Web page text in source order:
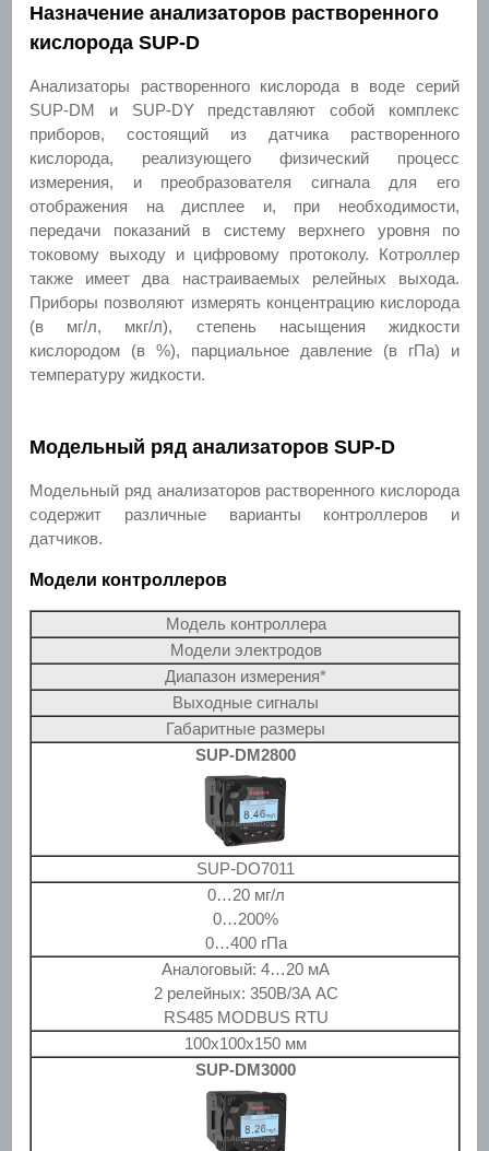
Назначение анализаторов растворенного
кислорода SUP-D
Анализаторы растворенного кислорода в воде серий
SUP-DM и SUP-DY представляют собой комплекс
приборов, состоящий из датчика растворенного
кислорода, реализующего физический процесс
измерения, и преобразователя сигнала для его
отображения на дисплее и, при необходимости,
передачи показаний в систему верхнего уровня по
токовому выходу и цифровому протоколу. Котроллер
также имеет два настраиваемых релейных выхода.
Приборы позволяют измерять концентрацию кислорода
(в мг/л, мкг/л), степень насыщения жидкости
кислородом (в %), парциальное давление (в гПа) и
температуру жидкости.
Модельный ряд анализаторов SUP-D
Модельный ряд анализаторов растворенного кислорода
содержит различные варианты контроллеров и
датчиков.
Модели контроллеров
Модель контроллера
Модели электродов
Диапазон измерения*
Выходные сигналы
Габаритные размеры
SUP-DM2800
SUP-DO7011
0…20 мг/л
0…200%
0…400 гПа
Аналоговый: 4…20 мА
2 релейных: 350В/3А AC
RS485 MODBUS RTU
100x100x150 мм
SUP-DM3000